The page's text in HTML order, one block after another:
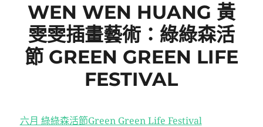
WEN WEN HUANG 黃
雯雯插畫藝術：綠綠森活
節 GREEN GREEN LIFE
FESTIVAL
六月 綠綠森活節Green Green Life Festival